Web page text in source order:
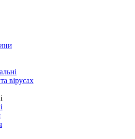
вірусах